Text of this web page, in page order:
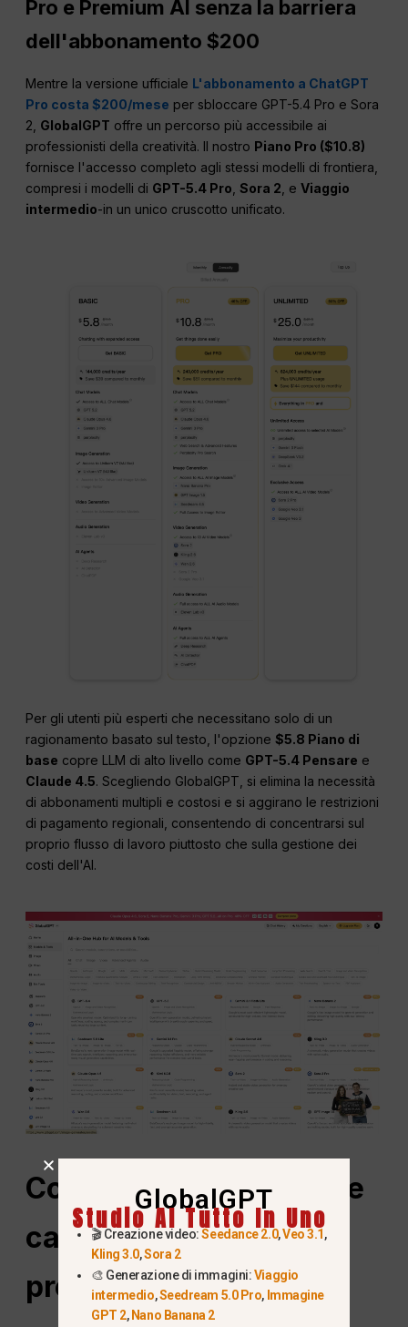
Pro e Premium AI senza la barriera
dell'abbonamento $200
Mentre la versione ufficiale L'abbonamento a ChatGPT
Pro costa $200/mese per sbloccare GPT-5.4 Pro e Sora
2, GlobalGPT offre un percorso più accessibile ai
professionisti della creatività. Il nostro Piano Pro ($10.8)
fornisce l'accesso completo agli stessi modelli di frontiera,
compresi i modelli di GPT-5.4 Pro ,Sora 2 , eViaggio
intermedio-in un unico cruscotto unificato.
Per gli utenti più esperti che necessitano solo di un
ragionamento basato sul testo, l'opzione$5.8 Piano di
base copre LLM di alto livello come GPT-5.4 Pensare e
Claude 4.5. Scegliendo GlobalGPT, si elimina la necessità
di abbonamenti multipli e costosi e si aggirano le restrizioni
di pagamento regionali, consentendo di concentrarsi sul
proprio flusso di lavoro piuttosto che sulla gestione dei
costi dell'AI.
Cos'è il GPT-5.4 e come
cambia il lavoro dell'IA
professionale?
GlobalGPT
Studio AI Tutto In Uno
🎬 Creazione video:Seedance 2.0,Veo 3.1,
Kling 3.0,Sora 2
🎨 Generazione di immagini:Viaggio
intermedio,Seedream 5.0 Pro, Immagine
GPT 2, Nano Banana 2